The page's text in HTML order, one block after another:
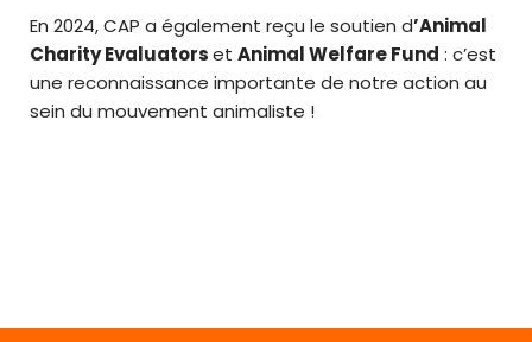
En 2024, CAP a également reçu le soutien d’Animal
Charity Evaluatorset Animal Welfare Fund : c’est
une reconnaissance importante de notre action au
sein du mouvement animaliste !